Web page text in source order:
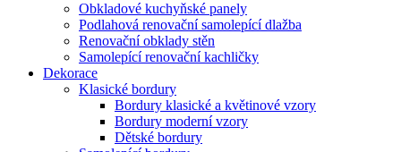
Obkladové kuchyňské panely
Podlahová renovační samolepící dlažba
Renovační obklady stěn
Samolepící renovační kachličky
Dekorace
Klasické bordury
Bordury klasické a květinové vzory
Bordury moderní vzory
Dětské bordury